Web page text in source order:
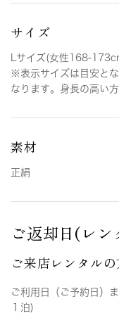
サイズ
Lサイズ(女性168-
※表示サイズは目安と
なります。身長の高い
素材
正絹
ご返却日(レ
ご来店レンタルの
ご利用日（ご予約日）
１泊)